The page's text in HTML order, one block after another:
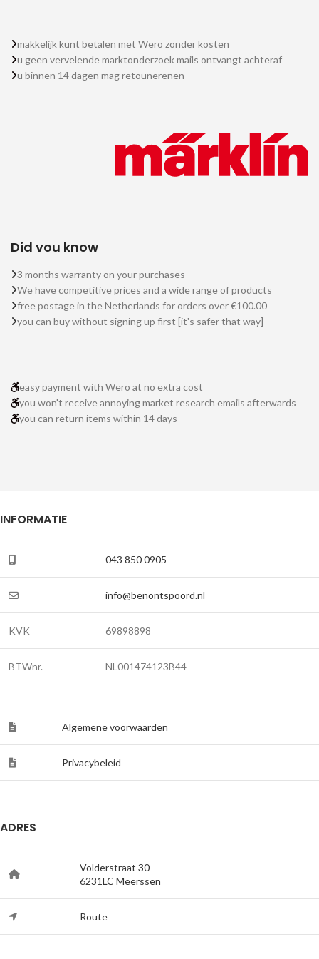
makkelijk kunt betalen met Wero zonder kosten
u geen vervelende marktonderzoek mails ontvangt achteraf
u binnen 14 dagen mag retounerenen
Did you know
3 months warranty on your purchases
We have competitive prices and a wide range of products
free postage in the Netherlands for orders over €100.00
you can buy without signing up first [it's safer that way]
easy payment with Wero at no extra cost
you won't receive annoying market research emails afterwards
you can return items within 14 days
INFORMATIE
043 850 0905
info@benontspoord.nl
KVK 69898898
BTWnr. NL001474123B44
Algemene voorwaarden
Privacybeleid
ADRES
Volderstraat 30
6231LC Meerssen
Route